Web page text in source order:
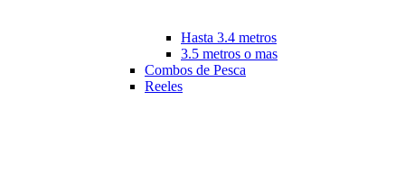
Hasta 3.4 metros
3.5 metros o mas
Combos de Pesca
Reeles